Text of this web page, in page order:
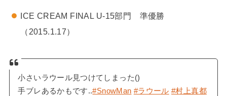
ICE CREAM FINAL U-15部門 準優勝
（2015.1.17）
小さいラウール見つけてしまった()
手ブレあるかもです..#SnowMan #ラウール #村上真都